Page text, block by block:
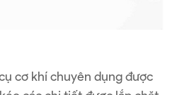
cơ khí chuyên dụng được